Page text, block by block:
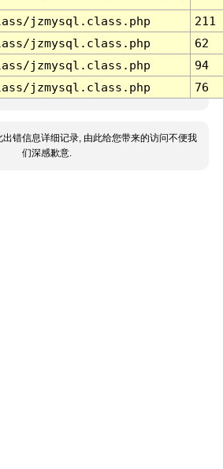
jzmysql.class.php
211
jzmysql.class.php
62
jzmysql.class.php
94
jzmysql.class.php 76
出错信息详细记录, 由此给您带来的访问不便我
们深感歉意.